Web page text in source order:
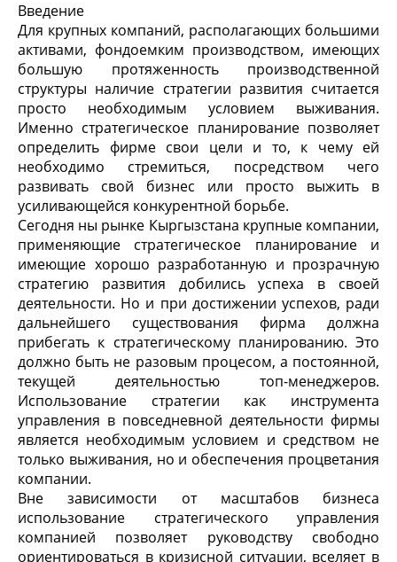
Введение
Для крупных компаний, располагающих большими
активами, фондоемким производством, имеющих
большую протяженность производственной
структуры наличие стратегии развития считается
просто необходимым условием выживания.
Именно стратегическое планирование позволяет
определить фирме свои цели и то, к чему ей
необходимо стремиться, посредством чего
развивать свой бизнес или просто выжить в
усиливающейся конкурентной борьбе.
Сегодня ны рынке Кыргызстана крупные компании,
применяющие стратегическое планирование и
имеющие хорошо разработанную и прозрачную
стратегию развития добились успеха в своей
деятельности. Но и при достижении успехов, ради
дальнейшего существования фирма должна
прибегать к стратегическому планированию. Это
должно быть не разовым процесом, а постоянной,
текущей деятельностью топ-менеджеров.
Использование стратегии как инструмента
управления в повседневной деятельности фирмы
является необходимым условием и средством не
только выживания, но и обеспечения процветания
компании.
Вне зависимости от масштабов бизнеса
использование стратегического управления
компанией позволяет руководству свободно
ориентироваться в кризисной ситуации, вселяет в